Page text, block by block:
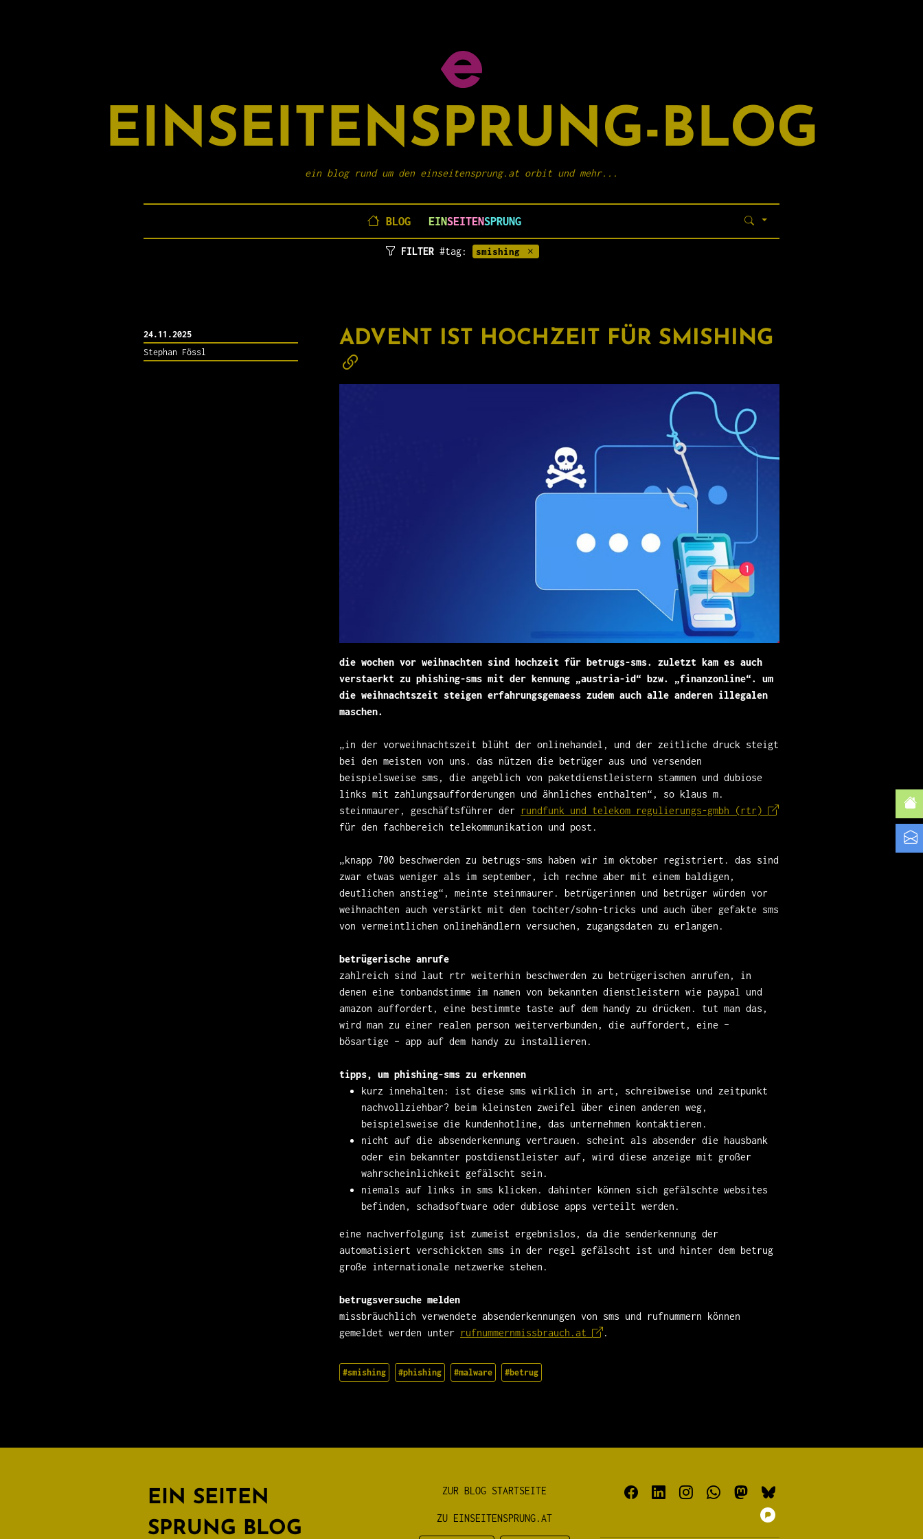
EINSEITENSPRUNG-BLOG
ein blog rund um den einseitensprung.at orbit und mehr...
BLOG EINSEITENSPRUNG
FILTER#tag: smishing
24.11.2025
Stephan Fössl
ADVENT IST HOCHZEIT FÜR SMISHING
die wochen vor weihnachten sind hochzeit für betrugs-sms. zuletzt kam es auch
verstaerkt zu phishing-sms mit der kennung „austria-id“ bzw. „finanzonline“. um
die weihnachtszeit steigen erfahrungsgemaess zudem auch alle anderen illegalen
maschen.
„in der vorweihnachtszeit blüht der onlinehandel, und der zeitliche druck steigt
bei den meisten von uns. das nützen die betrüger aus und versenden
beispielsweise sms, die angeblich von paketdienstleistern stammen und dubiose
links mit zahlungsaufforderungen und ähnliches enthalten“, so klaus m.
steinmaurer, geschäftsführer der
rundfunk und telekom regulierungs-gmbh (rtr)
für den fachbereich telekommunikation und post.
„knapp 700 beschwerden zu betrugs-sms haben wir im oktober registriert. das sind
zwar etwas weniger als im september, ich rechne aber mit einem baldigen,
deutlichen anstieg“, meinte steinmaurer. betrügerinnen und betrüger würden vor
weihnachten auch verstärkt mit den tochter/sohn-tricks und auch über gefakte sms
von vermeintlichen onlinehändlern versuchen, zugangsdaten zu erlangen.
betrügerische anrufe
zahlreich sind laut rtr weiterhin beschwerden zu betrügerischen anrufen, in
denen eine tonbandstimme im namen von bekannten dienstleistern wie paypal und
amazon auffordert, eine bestimmte taste auf dem handy zu drücken. tut man das,
wird man zu einer realen person weiterverbunden, die auffordert, eine –
bösartige – app auf dem handy zu installieren.
tipps, um phishing-sms zu erkennen
kurz innehalten: ist diese sms wirklich in art, schreibweise und zeitpunkt
nachvollziehbar? beim kleinsten zweifel über einen anderen weg,
beispielsweise die kundenhotline, das unternehmen kontaktieren.
nicht auf die absenderkennung vertrauen. scheint als absender die hausbank
oder ein bekannter postdienstleister auf, wird diese anzeige mit großer
wahrscheinlichkeit gefälscht sein.
niemals auf links in sms klicken. dahinter können sich gefälschte websites
befinden, schadsoftware oder dubiose apps verteilt werden.
eine nachverfolgung ist zumeist ergebnislos, da die senderkennung der
automatisiert verschickten sms in der regel gefälscht ist und hinter dem betrug
große internationale netzwerke stehen.
betrugsversuche melden
missbräuchlich verwendete absenderkennungen von sms und rufnummern können
gemeldet werden unter
rufnummernmissbrauch.at .
#smishing #phishing #malware #betrug
EIN SEITEN
SPRUNG BLOG
ZUR BLOG STARTSEITE
ZU EINSEITENSPRUNG.AT